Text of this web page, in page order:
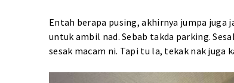
Entah berapa pusing, akhirnya jumpa juga
untuk ambil nad. Sebab takda parking.
sesak macam ni. Tapi tu la, tekak nak juga